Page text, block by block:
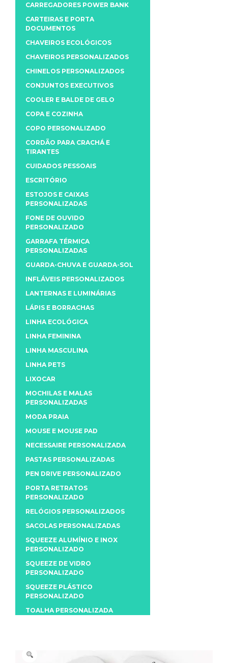
CARREGADORES POWER BANK
CARTEIRAS E PORTA
DOCUMENTOS
CHAVEIROS ECOLÓGICOS
CHAVEIROS PERSONALIZADOS
CHINELOS PERSONALIZADOS
CONJUNTOS EXECUTIVOS
COOLER E BALDE DE GELO
COPA E COZINHA
COPO PERSONALIZADO
CORDÃO PARA CRACHÁ E
TIRANTES
CUIDADOS PESSOAIS
ESCRITÓRIO
ESTOJOS E CAIXAS
PERSONALIZADAS
FONE DE OUVIDO
PERSONALIZADO
GARRAFA TÉRMICA
PERSONALIZADAS
GUARDA-CHUVA E GUARDA-SOL
INFLÁVEIS PERSONALIZADOS
LANTERNAS E LUMINÁRIAS
LÁPIS E BORRACHAS
LINHA ECOLÓGICA
LINHA FEMININA
LINHA MASCULINA
LINHA PETS
LIXOCAR
MOCHILAS E MALAS
PERSONALIZADAS
MODA PRAIA
MOUSE E MOUSE PAD
NECESSAIRE PERSONALIZADA
PASTAS PERSONALIZADAS
PEN DRIVE PERSONALIZADO
PORTA RETRATOS
PERSONALIZADO
RELÓGIOS PERSONALIZADOS
SACOLAS PERSONALIZADAS
SQUEEZE ALUMÍNIO E INOX
PERSONALIZADO
SQUEEZE DE VIDRO
PERSONALIZADO
SQUEEZE PLÁSTICO
PERSONALIZADO
TOALHA PERSONALIZADA